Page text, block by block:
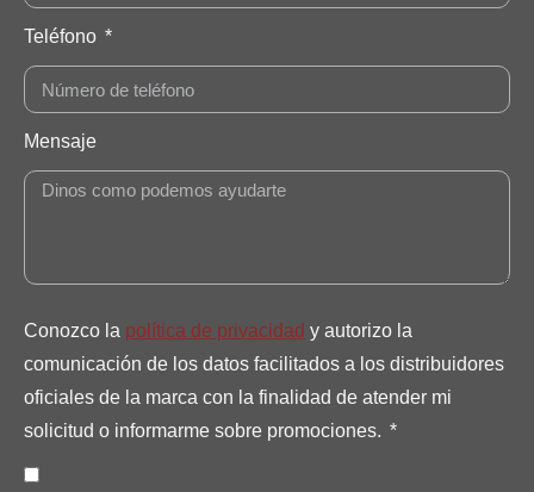
Teléfono
Mensaje
Conozco la política de privacidad y autorizo la
comunicación de los datos facilitados a los distribuidores
oficiales de la marca con la finalidad de atender mi
solicitud o informarme sobre promociones.